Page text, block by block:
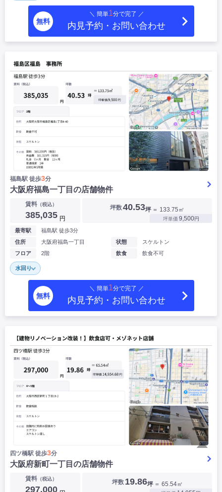
無料
＼ 簡単1分で完了 ／
内見予約・お問い合わせ
福島駅 徒歩3分
大阪府福島一丁目の店舗物件
賃料（税込）
385,035 円
坪数40.53坪 ＝ 133.75㎡
坪単価 9,500円
最寄駅
福島駅 徒歩3分
住所
大阪府福島一丁目
フロア
2階
状態
スケルトン
飲食
飲食不可
水回り
無料
＼ 簡単1分で完了 ／
内見予約・お問い合わせ
四ツ橋駅 徒歩3分
大阪府新町一丁目の店舗物件
賃料（税込）
297,000
坪数 19.86坪 ＝ 65.54㎡